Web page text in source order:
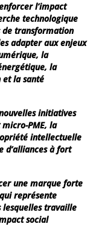
l’impact
technologique
de transformation
adapter aux enjeux
la
la
et la santé
initiatives
micro-PME, la
intellectuelle
d’alliances à fort
une marque forte
représente
lesquelles travaille
social